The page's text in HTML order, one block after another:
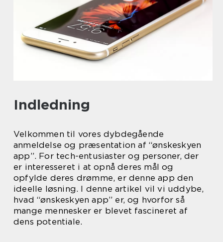
Indledning
Velkommen til vores dybdegående
anmeldelse og præsentation af “ønskeskyen
app”. For tech-entusiaster og personer, der
er interesseret i at opnå deres mål og
opfylde deres drømme, er denne app den
ideelle løsning. I denne artikel vil vi uddybe,
hvad “ønskeskyen app” er, og hvorfor så
mange mennesker er blevet fascineret af
dens potentiale.